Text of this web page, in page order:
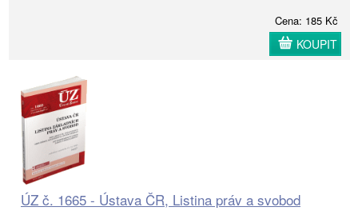
Cena: 185 Kč
KOUPIT
ÚZ č. 1665 - Ústava ČR, Listina práv a svobod